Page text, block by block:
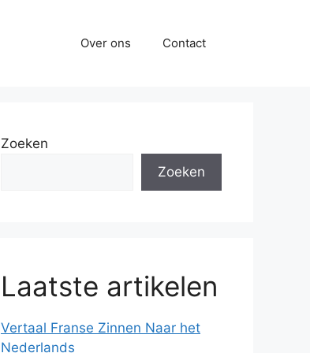
Over ons Contact
Zoeken
Zoeken
Laatste artikelen
Vertaal Franse Zinnen Naar het
Nederlands